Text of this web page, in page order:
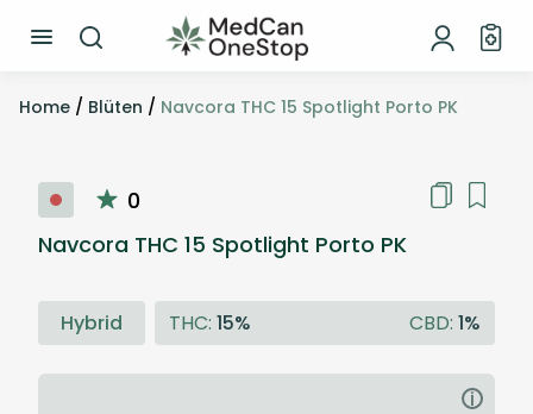
Home / Blüten / Navcora THC 15 Spotlight Porto PK
0
Navcora THC 15 Spotlight Porto PK
Hybrid THC: 15% CBD: 1%
i